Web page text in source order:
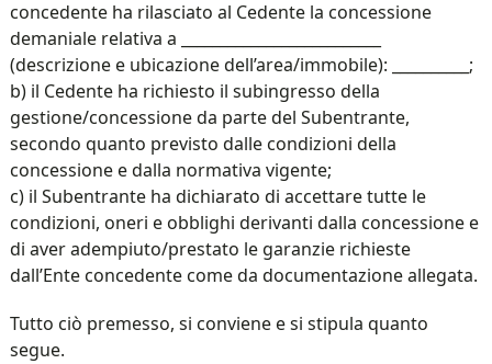
concedente ha rilasciato al Cedente la concessione
demaniale relativa a __________________________
(descrizione e ubicazione dell’area/immobile): __________;
b) il Cedente ha richiesto il subingresso della
gestione/concessione da parte del Subentrante,
secondo quanto previsto dalle condizioni della
concessione e dalla normativa vigente;
c) il Subentrante ha dichiarato di accettare tutte le
condizioni, oneri e obblighi derivanti dalla concessione e
di aver adempiuto/prestato le garanzie richieste
dall’Ente concedente come da documentazione allegata.
Tutto ciò premesso, si conviene e si stipula quanto
segue.